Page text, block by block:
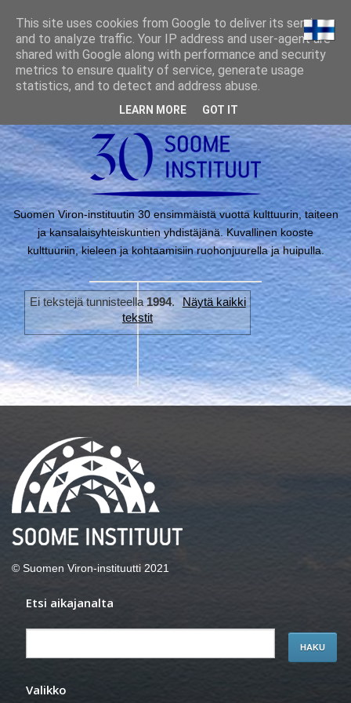
Suomen Viron-instituutin 30 ensimmäistä vuotta kulttuurin, taiteen
ja kansalais­yhteiskuntien yhdistäjänä. Kuvallinen kooste
kulttuuriin, kieleen ja kohtaamisiin ruohonjuurella ja huipulla.
Ei tekstejä tunnisteella1994.
Näytä kaikki
tekstit
© Suomen Viron-instituutti 2021
Etsi aikajanalta
Valikko
This site uses cookies from Google to deliver its services
and to analyze traffic. Your IP address and user-agent are
shared with Google along with performance and security
metrics to ensure quality of service, generate usage
statistics, and to detect and address abuse.
LEARN MORE GOT IT